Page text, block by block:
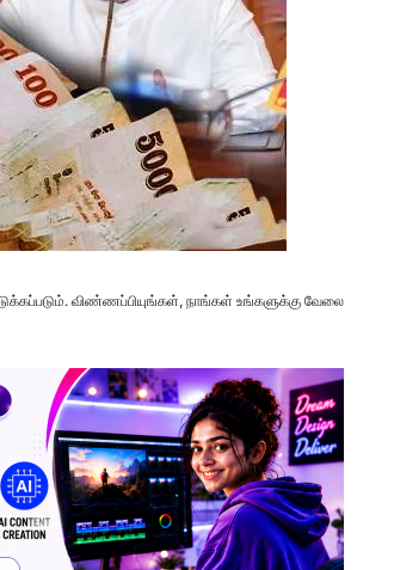
விண்ணப்பியுங்கள், நாங்கள் உங்களுக்கு வேலை